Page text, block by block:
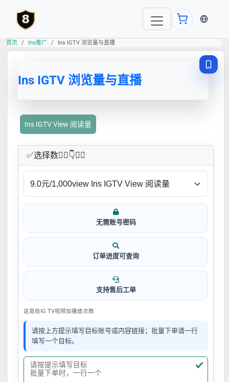
当前语
首页 Ins推广 Ins IGTV 浏览量与直播
Ins IGTV 浏览量与直播
Ins IGTV View 阅读量
✅​选择数👇🏻​​👇👇🏻​​
无需账号密码
订单进度可查询
支持售后工单
这是给IG TV视频加播放次数
请按上方提示填写目标账号或内容链接；批量下单请一行
填写一个目标。